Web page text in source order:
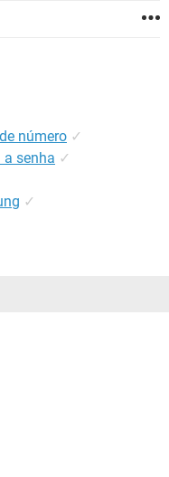
número ✓
a senha ✓
✓